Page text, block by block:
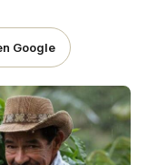
Google